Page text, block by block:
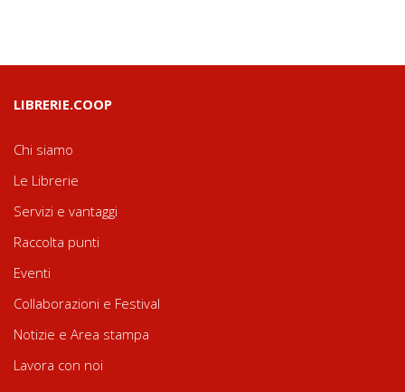
LIBRERIE.COOP
Chi siamo
Le Librerie
Servizi e vantaggi
Raccolta punti
Eventi
Collaborazioni e Festival
Notizie e Area stampa
Lavora con noi